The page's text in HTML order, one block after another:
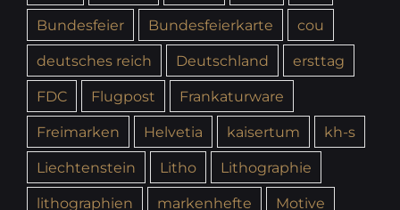
Bundesfeier
Bundesfeierkarte
cou
deutsches reich
Deutschland
ersttag
FDC
Flugpost
Frankaturware
Freimarken
Helvetia kaisertum
kh-s
Liechtenstein
Litho
Lithographie
lithographien
markenhefte
Motive